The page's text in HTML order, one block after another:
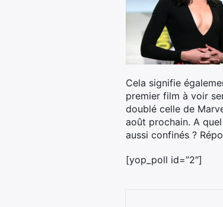
Cela signifie
premier film à voir
doublé celle de
août prochain. A
aussi confinés ?
[yop_poll id=”2″]